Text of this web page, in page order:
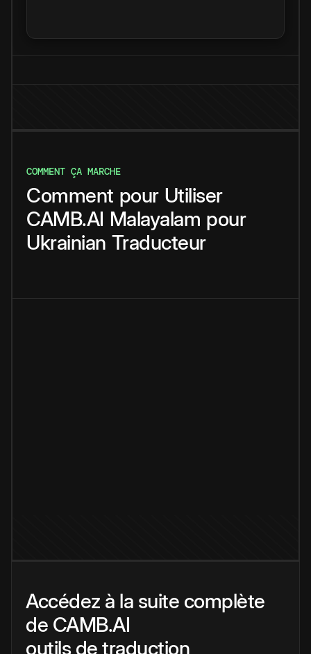
COMMENT ÇA MARCHE
Comment pour Utiliser
CAMB.AI Malayalam pour
Ukrainian Traducteur
Accédez à la suite complète
de CAMB.AI
outils de traduction